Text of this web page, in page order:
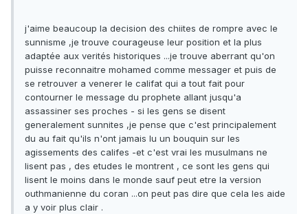
j'aime beaucoup la decision des chiites de rompre avec le
sunnisme ,je trouve courageuse leur position et la plus
adaptée aux verités historiques ...je trouve aberrant qu'on
puisse reconnaitre mohamed comme messager et puis de
se retrouver a venerer le califat qui a tout fait pour
contourner le message du prophete allant jusqu'a
assassiner ses proches - si les gens se disent
generalement sunnites ,je pense que c'est principalement
du au fait qu'ils n'ont jamais lu un bouquin sur les
agissements des califes -et c'est vrai les musulmans ne
lisent pas , des etudes le montrent , ce sont les gens qui
lisent le moins dans le monde sauf peut etre la version
outhmanienne du coran ...on peut pas dire que cela les aide
a y voir plus clair .